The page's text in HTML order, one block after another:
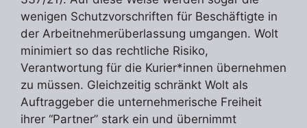
wenigen Schutzvorschriften für Beschäftigte in
der Arbeitnehmerüberlassung umgangen. Wolt
minimiert so das rechtliche Risiko,
Verantwortung für die Kurier*innen übernehmen
zu müssen. Gleichzeitig schränkt Wolt als
Auftraggeber die unternehmerische Freiheit
ihrer “Partner” stark ein und übernimmt